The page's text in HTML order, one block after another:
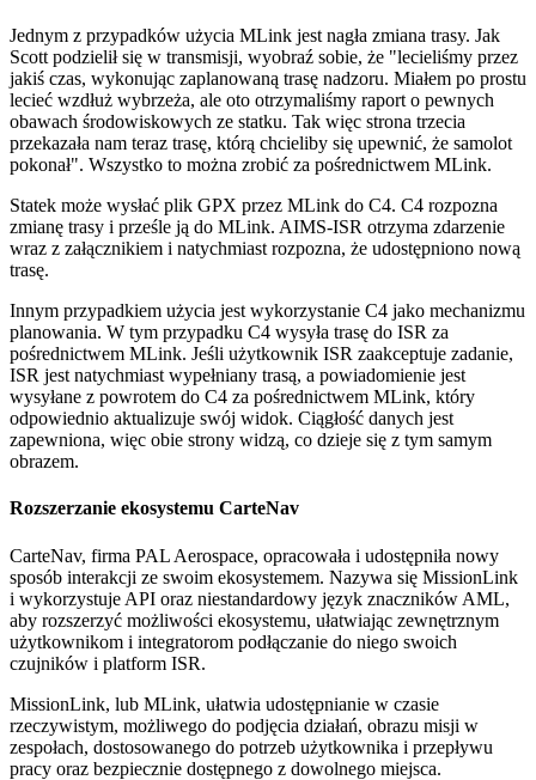
Jednym z przypadków użycia MLink jest nagła zmiana trasy. Jak
Scott podzielił się w transmisji, wyobraź sobie, że "lecieliśmy przez
jakiś czas, wykonując zaplanowaną trasę nadzoru. Miałem po prostu
lecieć wzdłuż wybrzeża, ale oto otrzymaliśmy raport o pewnych
obawach środowiskowych ze statku. Tak więc strona trzecia
przekazała nam teraz trasę, którą chcieliby się upewnić, że samolot
pokonał". Wszystko to można zrobić za pośrednictwem MLink.
Statek może wysłać plik GPX przez MLink do C4. C4 rozpozna
zmianę trasy i prześle ją do MLink. AIMS-ISR otrzyma zdarzenie
wraz z załącznikiem i natychmiast rozpozna, że udostępniono nową
trasę.
Innym przypadkiem użycia jest wykorzystanie C4 jako mechanizmu
planowania. W tym przypadku C4 wysyła trasę do ISR za
pośrednictwem MLink. Jeśli użytkownik ISR zaakceptuje zadanie,
ISR jest natychmiast wypełniany trasą, a powiadomienie jest
wysyłane z powrotem do C4 za pośrednictwem MLink, który
odpowiednio aktualizuje swój widok. Ciągłość danych jest
zapewniona, więc obie strony widzą, co dzieje się z tym samym
obrazem.
Rozszerzanie ekosystemu CarteNav
CarteNav, firma PAL Aerospace, opracowała i udostępniła nowy
sposób interakcji ze swoim ekosystemem. Nazywa się MissionLink
i wykorzystuje API oraz niestandardowy język znaczników AML,
aby rozszerzyć możliwości ekosystemu, ułatwiając zewnętrznym
użytkownikom i integratorom podłączanie do niego swoich
czujników i platform ISR.
MissionLink, lub MLink, ułatwia udostępnianie w czasie
rzeczywistym, możliwego do podjęcia działań, obrazu misji w
zespołach, dostosowanego do potrzeb użytkownika i przepływu
pracy oraz bezpiecznie dostępnego z dowolnego miejsca.